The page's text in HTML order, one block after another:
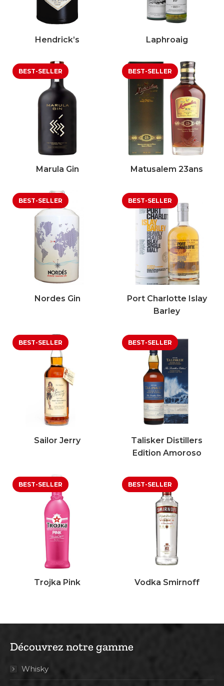
Hendrick’s Laphroaig
Marula Gin Matusalem 23ans
Nordes Gin
Port Charlotte Islay
Barley
Sailor Jerry
Talisker Distillers
Edition Amoroso
Trojka Pink Vodka Smirnoff
Découvrez notre gamme
Whisky